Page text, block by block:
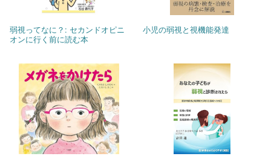
弱視ってなに？: セカンドオピニ
オンに行く前に読む本
小児の弱視と視機能発達